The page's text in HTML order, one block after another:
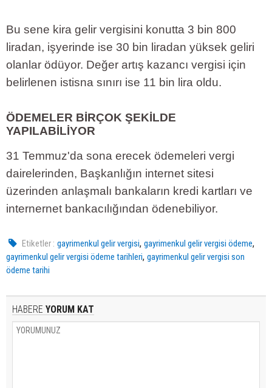
Bu sene kira gelir vergisini konutta 3 bin 800
liradan, işyerinde ise 30 bin liradan yüksek geliri
olanlar ödüyor. Değer artış kazancı vergisi için
belirlenen istisna sınırı ise 11 bin lira oldu.
ÖDEMELER BİRÇOK ŞEKİLDE
YAPILABİLİYOR
31 Temmuz'da sona erecek ödemeleri vergi
dairelerinden, Başkanlığın internet sitesi
üzerinden anlaşmalı bankaların kredi kartları ve
internernet bankacılığından ödenebiliyor.
Etiketler : gayrimenkul gelir vergisi,gayrimenkul gelir vergisi ödeme,
gayrimenkul gelir vergisi ödeme tarihleri, gayrimenkul gelir vergisi son
ödeme tarihi
HABERE YORUM KAT